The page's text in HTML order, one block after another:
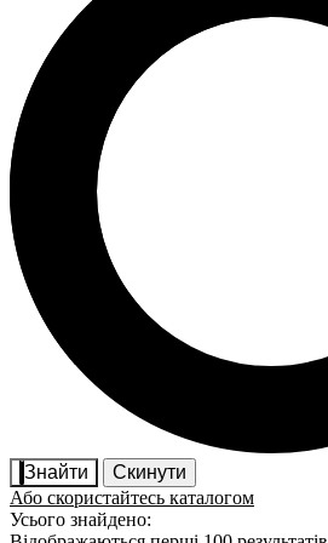
Знайти
Скинути
Або скористайтесь каталогом
Усього знайдено: